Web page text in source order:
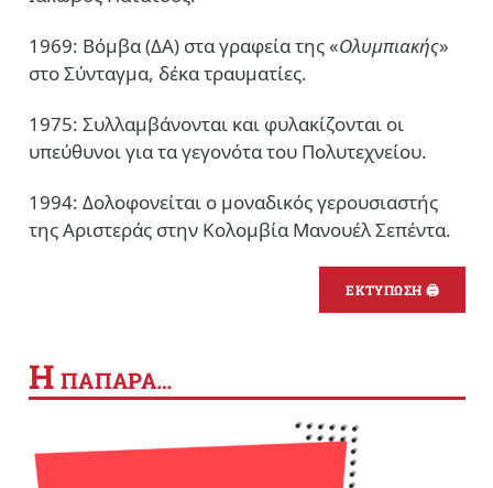
1969: Βόμβα (ΔΑ) στα γραφεία της «Ολυμπιακής»
στο Σύνταγμα, δέκα τραυματίες.
1975: Συλλαμβάνονται και φυλακίζονται οι
υπεύθυνοι για τα γεγονότα του Πολυτεχνείου.
1994: Δολοφονείται ο μοναδικός γερουσιαστής
της Αριστεράς στην Κολομβία Μανουέλ Σεπέντα.
ΕΚΤΥΠΩΣΗ 🖨
Η ΠΑΠΑΡΑ…